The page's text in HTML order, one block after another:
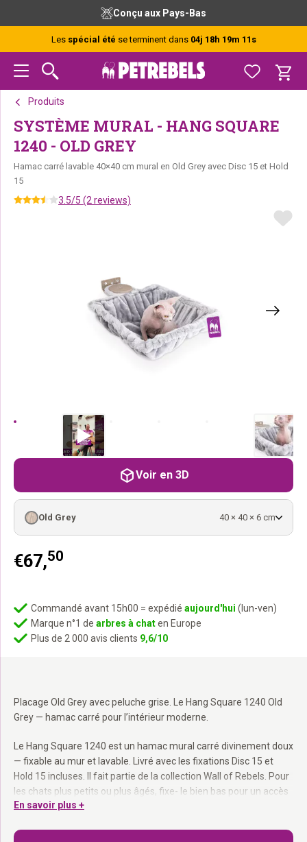
navigation
principale
principal
de
page
Conçu aux Pays-Bas
Les spécial été se terminent dans 04j 18h 19m 11s
Produits
SYSTÈME MURAL - HANG SQUARE
1240 - OLD GREY
Hamac carré lavable 40×40 cm mural en Old Grey avec Disc 15 et Hold
15
3.5/5 (2 reviews)
Placage Old Grey avec peluche grise. Le Hang Square 1240 Old
Grey — hamac carré pour l’intérieur moderne.
Le Hang Square 1240 est un hamac mural carré divinement doux
— fixable au mur et lavable. Livré avec les fixations Disc 15 et
Hold 15 incluses. Il fait partie de la collection Wall of Rebels. Pour
les chats plus petits ou plus âgés, fixe- le bien bas pour un accès
facile.
40 × 40 cm :
En savoir plus +
€67,50
Old Grey 40 × 40 × 6 cm
Commandé avant 15h00 = expédié aujourd'hui (lun-ven)
Marque n°1 de arbres à chaten Europe
Plus de 2 000 avis clients 9,6/10
Voir en 3D